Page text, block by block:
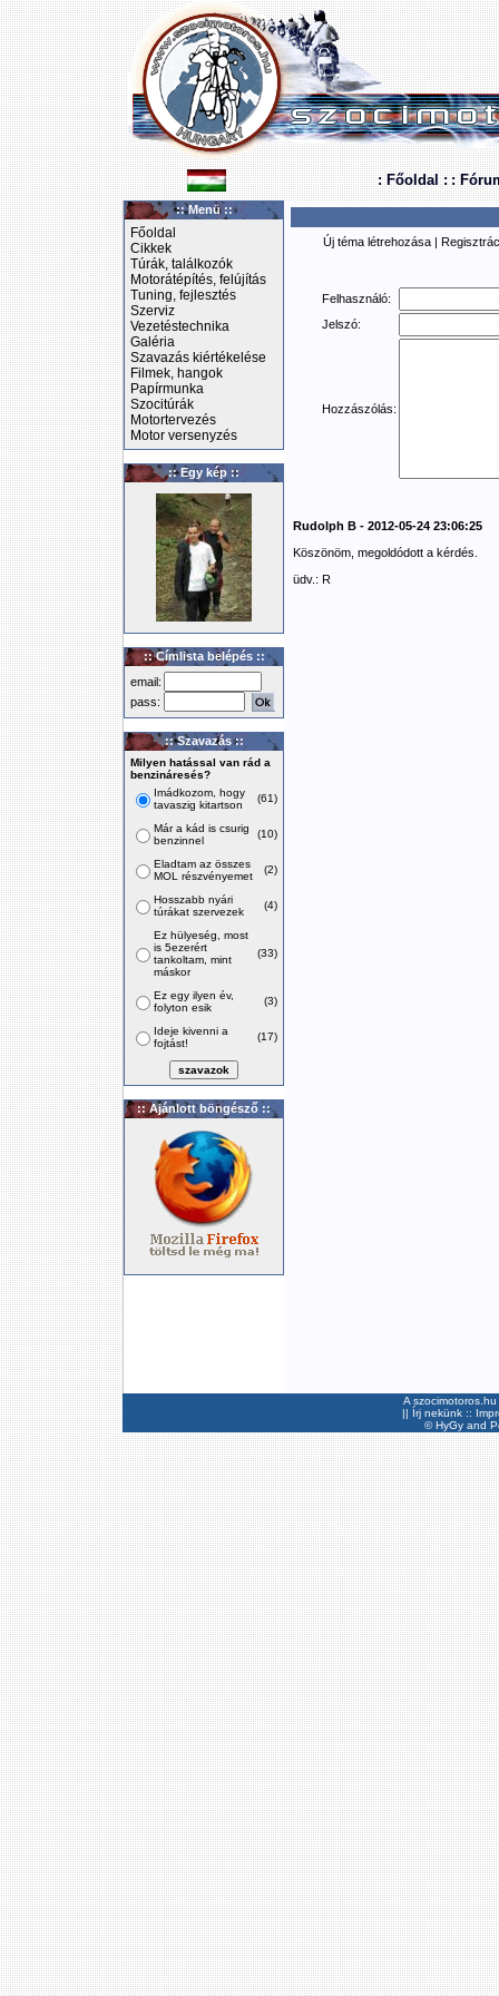
: Főoldal : :
:: Menü ::
Főoldal
Cikkek
Túrák, találkozók
Motorátépítés, felújítás
Tuning, fejlesztés
Szerviz
Vezetéstechnika
Galéria
Szavazás kiértékelése
Filmek, hangok
Papírmunka
Szocitúrák
Motortervezés
Motor versenyzés
:: Egy kép ::
:: Címlista belépés ::
email:
pass:
:: Szavazás ::
Milyen hatással van rád a
benzináresés?
Imádkozom, hogy
tavaszig kitartson
(61)
Már a kád is csurig
benzinnel
(10)
Eladtam az összes
MOL részvényemet
(2)
Hosszabb nyári
túrákat szervezek
(4)
Ez hülyeség, most
is 5ezerért
tankoltam, mint
máskor
(33)
Ez egy ilyen év,
folyton esik
(3)
Ideje kivenni a
fojtást!
(17)
:: Ajánlott böngésző ::
Új téma létrehozása |
Felhasználó:
Jelszó:
Hozzászólás:
Rudolph B - 2012-05-24 23:06:25
Köszönöm, megoldódott a kérdés.
üdv.: R
A
|| Írj nekünk ::
©HyGyand